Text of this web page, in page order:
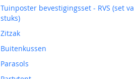
Tuinposter bevestigingsset - RVS (set
stuks)
Zitzak
Buitenkussen
Parasols